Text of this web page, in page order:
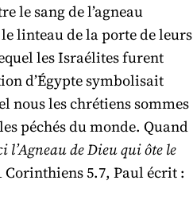
le sang de l’agneau
linteau de la porte de leurs
les Israélites furent
d’Égypte symbolisait
nous les chrétiens sommes
péchés du monde. Quand
l’Agneau de Dieu qui ôte le
Corinthiens 5.7, Paul écrit :